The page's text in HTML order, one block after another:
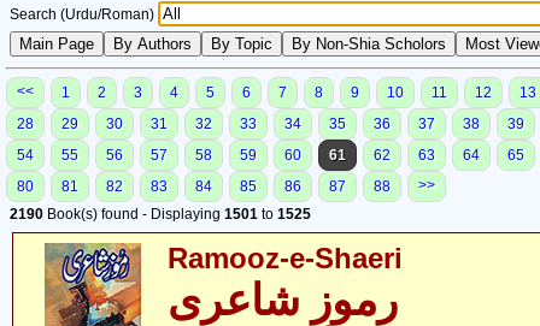
Search (Urdu/Roman)
<< 1 2 3 4 5 6 7 8 9 10 11 12
13
28
29 30 31 32 33 34 35 36 37 38
39
54
55 56 57 58 59 60 61 62 63 64
65
80
81 82 83 84 85 86 87 88
>>
2190 Book(s) found - Displaying 1501 to 1525
Ramooz-e-Shaeri
رموزِ شاعری